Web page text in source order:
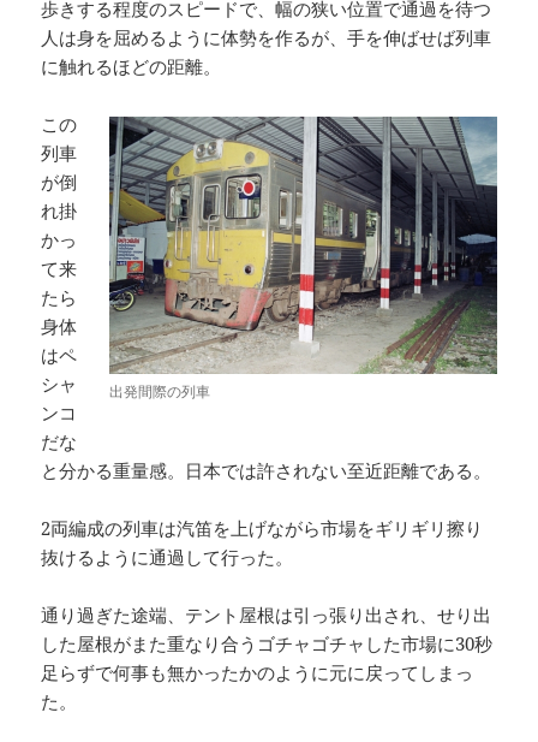
歩きする程度のスピードで、幅の狭い位置で通過を待つ
人は身を屈めるように体勢を作るが、手を伸ばせば列車
に触れるほどの距離。
出発間際の列車
この
列車
が倒
れ掛
かっ
て来
たら
身体
はペ
シャ
ンコ
だな
と分かる重量感。日本では許されない至近距離である。
2両編成の列車は汽笛を上げながら市場をギリギリ擦り
抜けるように通過して行った。
通り過ぎた途端、テント屋根は引っ張り出され、せり出
した屋根がまた重なり合うゴチャゴチャした市場に30秒
足らずで何事も無かったかのように元に戻ってしまっ
た。